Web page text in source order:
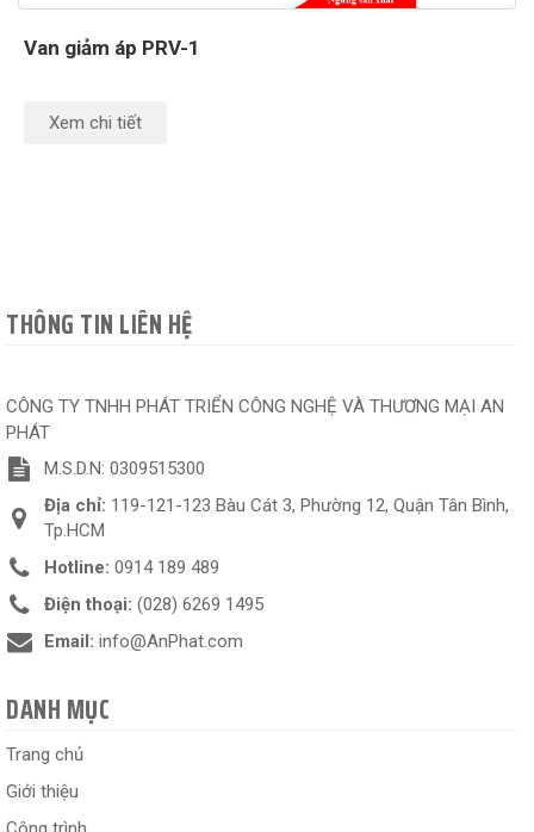
Van giảm áp PRV-1
Xem chi tiết
THÔNG TIN LIÊN HỆ
CÔNG TY TNHH PHÁT TRIỂN CÔNG NGHỆ VÀ THƯƠNG MẠI AN
PHÁT
M.S.D.N: 0309515300
Địa chỉ: 119-121-123 Bàu Cát 3, Phường 12, Quận Tân Bình,
Tp.HCM
Hotline: 0914 189 489
Điện thoại: (028) 6269 1495
Email: info@AnPhat.com
DANH MỤC
Trang chủ
Giới thiệu